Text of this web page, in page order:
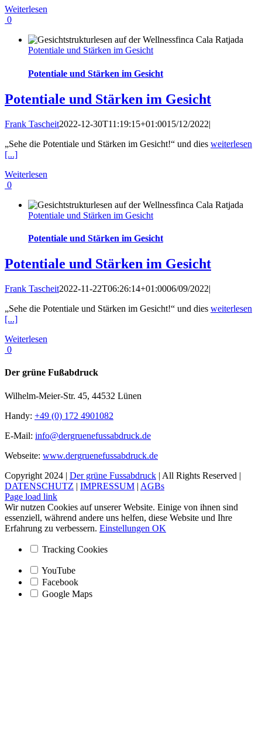
Weiterlesen
0
Potentiale und Stärken im Gesicht
Potentiale und Stärken im Gesicht
Potentiale und Stärken im Gesicht
Frank Tascheit2022-12-30T11:19:15+01:0015/12/2022|
„Sehe die Potentiale und Stärken im Gesicht!“ und dies weiterlesen
[...]
Weiterlesen
0
Potentiale und Stärken im Gesicht
Potentiale und Stärken im Gesicht
Potentiale und Stärken im Gesicht
Frank Tascheit2022-11-22T06:26:14+01:0006/09/2022|
„Sehe die Potentiale und Stärken im Gesicht!“ und dies weiterlesen
[...]
Weiterlesen
0
Der grüne Fußabdruck
Wilhelm-Meier-Str. 45, 44532 Lünen
Handy: +49 (0) 172 4901082
E-Mail: info@dergruenefussabdruck.de
Webseite: www.dergruenefussabdruck.de
Copyright 2024 | Der grüne Fussabdruck | All Rights Reserved |
DATENSCHUTZ | IMPRESSUM | AGBs
Facebook
Instagram
Page load link
Wir nutzen Cookies auf unserer Website. Einige von ihnen sind
essenziell, während andere uns helfen, diese Website und Ihre
Erfahrung zu verbessern. Einstellungen OK
Tracking Cookies
YouTube
Facebook
Google Maps